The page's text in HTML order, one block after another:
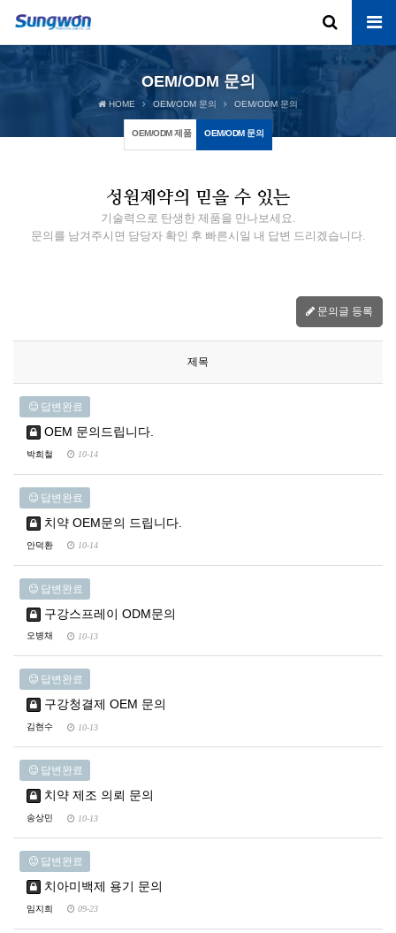
OEM/ODM 문의
HOME OEM/ODM 문의 OEM/ODM 문의
OEM/ODM 제품 OEM/ODM 문의
성원제약의 믿을 수 있는
기술력으로 탄생한 제품을 만나보세요.
문의를 남겨주시면 담당자 확인 후 빠른시일 내 답변 드리겠습니다.
문의글 등록
제목
답변완료
OEM 문의드립니다.
박희철 10-14
답변완료
치약 OEM문의 드립니다.
안덕환 10-14
답변완료
구강스프레이 ODM문의
오병채 10-13
답변완료
구강청결제 OEM 문의
김현수 10-13
답변완료
치약 제조 의뢰 문의
송상민 10-13
답변완료
치아미백제 용기 문의
임지희 09-23